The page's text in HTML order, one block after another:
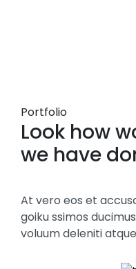
Portfolio
Look how
we have
At vero eos et
goiku ssimos
voluum deleniti